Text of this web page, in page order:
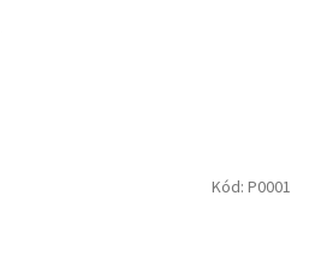
Kód: P0001